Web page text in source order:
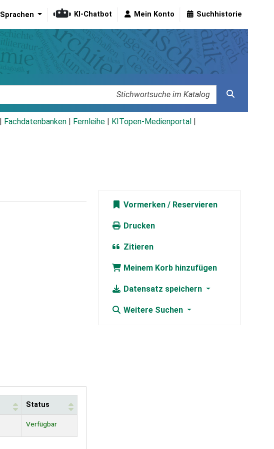
Sprachen KI-Chatbot Mein Konto Suchhistorie
Fachdatenbanken Fernleihe KITopen-Medienportal
Status
Verfügbar
Vormerken
Drucken
Zitieren
Meinem Korb hinzufügen
Datensatz speichern
Weitere Suchen